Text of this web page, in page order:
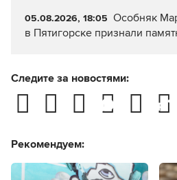
05.08.2026, 18:05 Особняк
в Пятигорске признали
Следите за новостями:
Рекомендуем: